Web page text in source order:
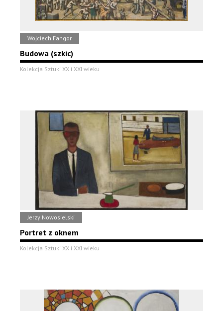
Wojciech Fangor
Budowa (szkic)
Kolekcja Sztuki XX i XXI wieku
Jerzy Nowosielski
Portret z oknem
Kolekcja Sztuki XX i XXI wieku